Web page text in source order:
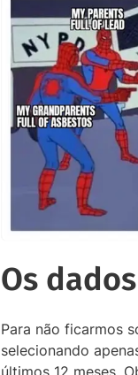
Os
Para não ficarmos
selecionando